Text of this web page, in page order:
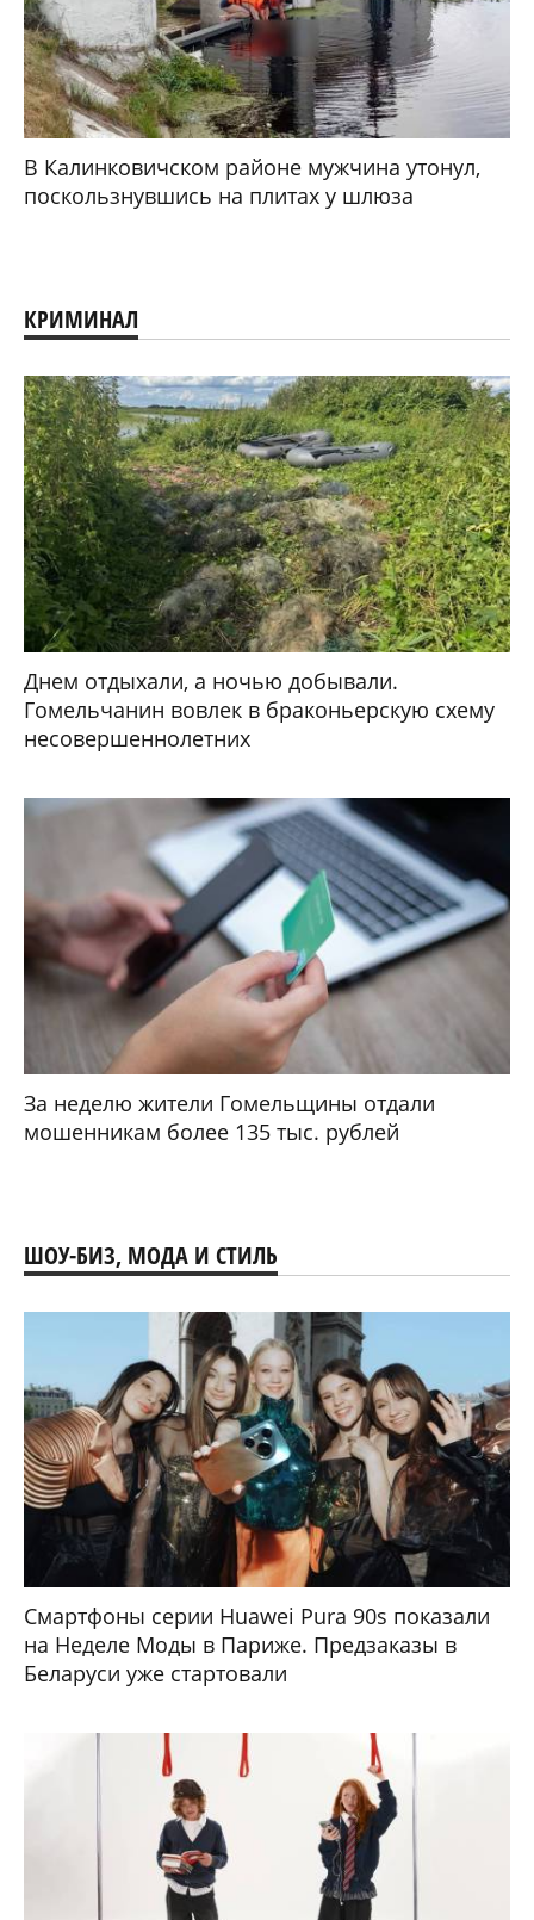
В Калинковичском районе мужчина утонул,
поскользнувшись на плитах у шлюза
КРИМИНАЛ
Днем отдыхали, а ночью добывали.
Гомельчанин вовлек в браконьерскую схему
несовершеннолетних
За неделю жители Гомельщины отдали
мошенникам более 135 тыс. рублей
ШОУ-БИЗ, МОДА И СТИЛЬ
Смартфоны серии Huawei Pura 90s показали
на Неделе Моды в Париже. Предзаказы в
Беларуси уже стартовали